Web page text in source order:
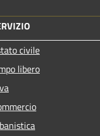
civile
libero